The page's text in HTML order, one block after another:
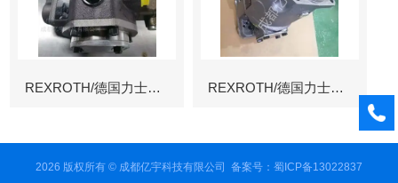
REXROTH/德国力士乐叶片泵 REXROTH/德国力士乐变量柱塞泵冶金
2026 版权所有 © 成都亿宇科技有限公司 备案号：蜀ICP备13022837